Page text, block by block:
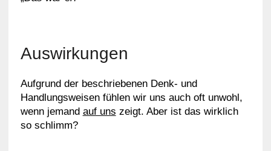
Auswirkungen
Aufgrund der beschriebenen Denk- und
Handlungsweisen fühlen wir uns auch oft unwohl,
wenn jemand auf uns zeigt. Aber ist das wirklich
so schlimm?